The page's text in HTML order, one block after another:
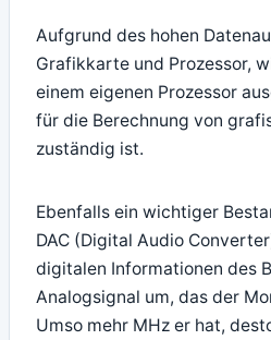
Aufgrund des hohen
Grafikkarte und Prozessor,
einem eigenen Prozessor
für die Berechnung von
zuständig ist.
Ebenfalls ein wichtiger
DAC (Digital Audio
digitalen Informationen des
Analogsignal um, das der
Umso mehr MHz er hat,